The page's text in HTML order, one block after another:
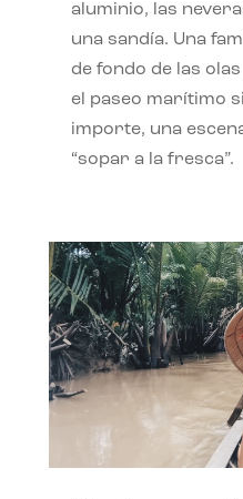
aluminio, las
una sandía. Una
de fondo de las
el paseo marítimo
importe, una
“sopar a la fresca”.